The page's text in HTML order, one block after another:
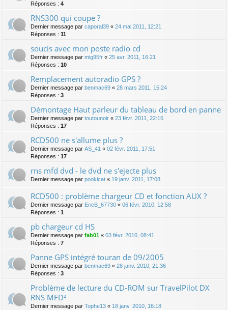
Réponses : 4
RNS300 qui coupe ?
Dernier message par caporal39 « 24 mai 2011, 12:21
Réponses : 11
soucis avec mon poste radio cd
Dernier message par mig95fr « 25 avr. 2011, 16:21
Réponses : 10
Remplacement autoradio GPS ?
Dernier message par benmac69 « 28 mars 2011, 15:24
Réponses : 3
Démontage Haut parleur du tableau de bord en panne
Dernier message par toutounoir « 23 févr. 2011, 22:16
Réponses : 17
RCD500 ne s'allume plus ?
Dernier message par AS_41 « 02 févr. 2011, 17:51
Réponses : 17
rns mfd dvd - le dvd ne s'ejecte plus
Dernier message par pookicat « 19 janv. 2011, 17:08
RCD500 : problème chargeur CD et fonction AUX ?
Dernier message par EricB_67730 « 06 févr. 2010, 12:58
Réponses : 1
pb chargeur cd HS
Dernier message par fab01 « 03 févr. 2010, 08:41
Réponses : 7
Panne GPS intégré touran de 09/2005
Dernier message par benmac69 « 28 janv. 2010, 21:36
Réponses : 3
Problème de lecture du CD-ROM sur TravelPilot DX
RNS MFD²
Dernier message par Tophe13 « 18 janv. 2010, 16:18